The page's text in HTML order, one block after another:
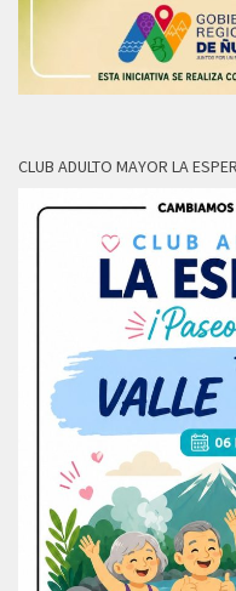
CLUB ADULTO MAYOR LA